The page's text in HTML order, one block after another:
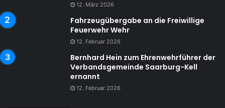
12. März 2026
Fahrzeugübergabe an die Freiwillige
Feuerwehr Wehr
12. Februar 2026
Bernhard Hein zum Ehrenwehrführer der
Verbandsgemeinde Saarburg-Kell
ernannt
12. Februar 2026